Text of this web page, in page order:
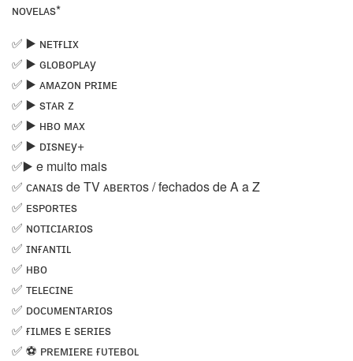
ɴᴏᴠᴇʟᴀs*
✅ ▶️ ɴᴇᴛғʟɪx
✅ ▶️ ɢʟᴏʙᴏᴘʟᴀy
✅ ▶️ ᴀᴍᴀᴢᴏɴ ᴘʀɪᴍᴇ
✅ ▶️ sᴛᴀʀ ᴢ
✅ ▶️ ʜʙᴏ ᴍᴀx
✅ ▶️ ᴅɪsɴᴇy+
✅▶️ e muito mais
✅ ᴄᴀɴᴀɪs de TV ᴀʙᴇʀᴛᴏs / fechados de A a Z
✅ ᴇsᴘᴏʀᴛᴇs
✅ ɴᴏᴛɪᴄɪᴀ‌ʀɪᴏs
✅ ɪɴғᴀɴᴛɪʟ
✅ ʜʙᴏ
✅ ᴛᴇʟᴇᴄɪɴᴇ
✅ ᴅᴏᴄᴜᴍᴇɴᴛᴀ‌ʀɪᴏs
✅ ғɪʟᴍᴇs ᴇ sᴇ‌ʀɪᴇs
✅ ⚽ ᴘʀᴇᴍɪᴇʀᴇ ғᴜᴛᴇʙᴏʟ